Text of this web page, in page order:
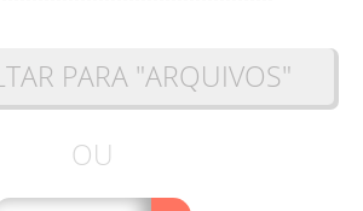
PARA "ARQUIVOS"
OU